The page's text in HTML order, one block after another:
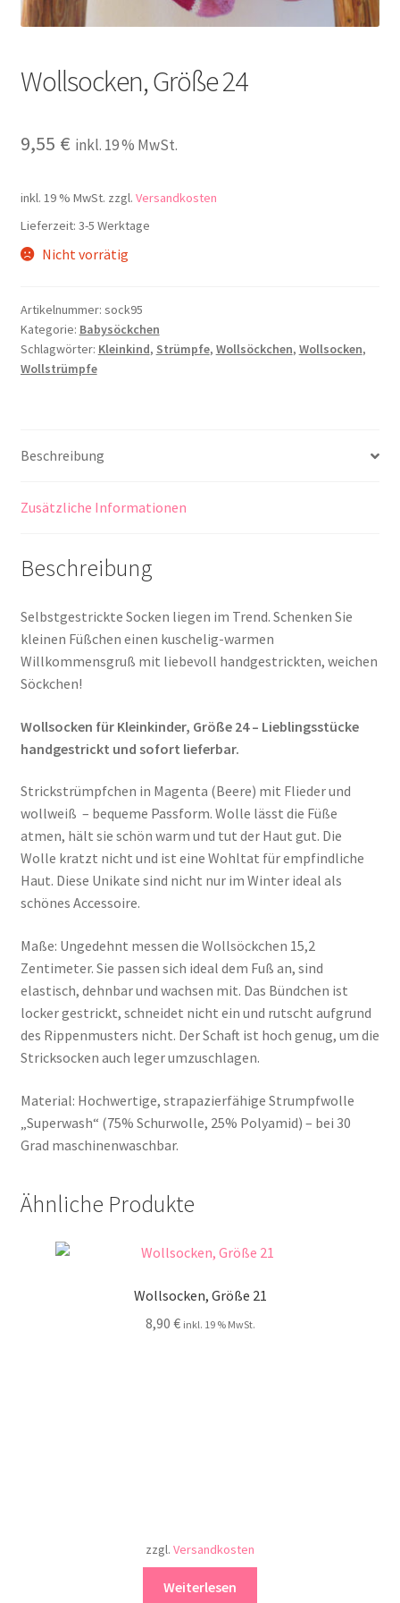
Kontakt
Wollsocken, Größe 24
9,55 € inkl. 19 % MwSt.
inkl. 19 % MwSt. zzgl. Versandkosten
Lieferzeit: 3-5 Werktage
Nicht vorrätig
Artikelnummer: sock95
Kategorie: Babysöckchen
Schlagwörter: Kleinkind, Strümpfe, Wollsöckchen, Wollsocken,
Wollstrümpfe
Beschreibung
Zusätzliche Informationen
Beschreibung
Selbstgestrickte Socken liegen im Trend. Schenken Sie
kleinen Füßchen einen kuschelig-warmen
Willkommensgruß mit liebevoll handgestrickten, weichen
Söckchen!
Wollsocken für Kleinkinder, Größe 24 – Lieblingsstücke
handgestrickt und sofort lieferbar.
Strickstrümpfchen in Magenta (Beere) mit Flieder und
wollweiß – bequeme Passform. Wolle lässt die Füße
atmen, hält sie schön warm und tut der Haut gut. Die
Wolle kratzt nicht und ist eine Wohltat für empfindliche
Haut. Diese Unikate sind nicht nur im Winter ideal als
schönes Accessoire.
Maße: Ungedehnt messen die Wollsöckchen 15,2
Zentimeter. Sie passen sich ideal dem Fuß an, sind
elastisch, dehnbar und wachsen mit. Das Bündchen ist
locker gestrickt, schneidet nicht ein und rutscht aufgrund
des Rippenmusters nicht. Der Schaft ist hoch genug, um die
Stricksocken auch leger umzuschlagen.
Material: Hochwertige, strapazierfähige Strumpfwolle
„Superwash“ (75% Schurwolle, 25% Polyamid) – bei 30
Grad maschinenwaschbar.
Ähnliche Produkte
Wollsocken, Größe 21
8,90 € inkl. 19 % MwSt.
zzgl. Versandkosten
Weiterlesen